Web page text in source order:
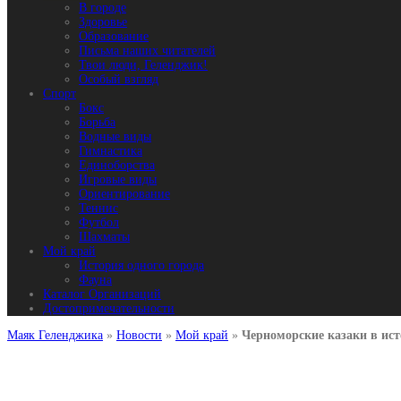
В городе
Здоровье
Образование
Письма наших читателей
Твои люди, Геленджик!
Особый взгляд
Спорт
Бокс
Борьба
Водные виды
Гимнастика
Единоборства
Игровые виды
Ориентирование
Теннис
Футбол
Шахматы
Мой край
История одного города
Фауна
Каталог Организаций
Достопримечательности
Маяк Геленджика » Новости » Мой край » Черноморские казаки в